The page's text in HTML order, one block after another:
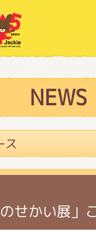
NEWS
せかい展」